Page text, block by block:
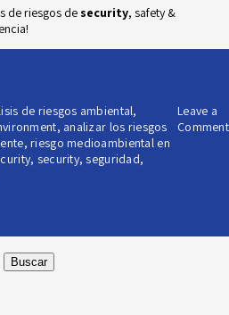
de riesgos de security, safety &
de riesgos ambiental,
, analizar los riesgos
,riesgo medioambiental en
, security,seguridad,
Leave a
Comment
Buscar